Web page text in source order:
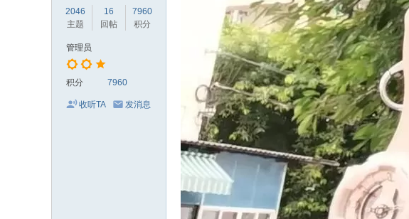
2046
主题
16
回帖
7960
积分
管理员
积分 7960
收听TA 发消息